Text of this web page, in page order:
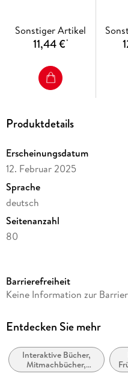
Sonstiger Artikel
11,44 €*
Produktdetails
Erscheinungsdatum
12. Februar 2025
Sprache
deutsch
Seitenanzahl
80
Reihe
Verlag/Hersteller
Produktart
kartoniert
Barrierefreiheit
Keine Information zur
Entdecken Sie mehr
Interaktive Bücher,
Mitmachbücher,
Bastel-,